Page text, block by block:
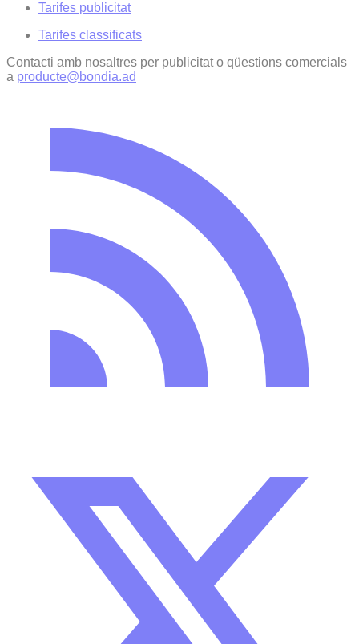
Tarifes publicitat
Tarifes classificats
Contacti amb nosaltres per publicitat o qüestions comercials
a producte@bondia.ad